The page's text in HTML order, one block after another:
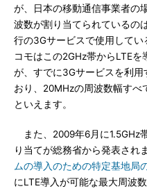
が、日本の移動通信事業者の
波数が割り当てられているの
行の3Gサービスで使用して
コモはこの2GHz帯からLTE
が、すでに3Gサービスを利
おり、20MHzの周波数幅すべ
といえます。
また、2009年6月に1.5GHz
り当てが総務省から発表され
ムの導入のための特定基地局
にLTE導入が可能な最大周波